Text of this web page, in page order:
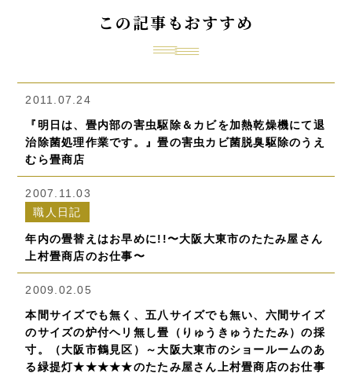
この記事もおすすめ
2011.07.24
『明日は、畳内部の害虫駆除＆カビを加熱乾燥機にて退
治除菌処理作業です。』畳の害虫カビ菌脱臭駆除のうえ
むら畳商店
2007.11.03
職人日記
年内の畳替えはお早めに!!〜大阪大東市のたたみ屋さん
上村畳商店のお仕事〜
2009.02.05
本間サイズでも無く、五八サイズでも無い、六間サイズ
のサイズの炉付ヘリ無し畳（りゅうきゅうたたみ）の採
寸。（大阪市鶴見区）～大阪大東市のショールームのあ
る緑提灯★★★★★のたたみ屋さん上村畳商店のお仕事